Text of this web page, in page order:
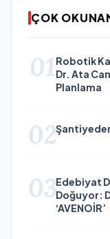
ÇOK
01 Robotik
Dr. Ata
Planlama
02
03Edebiyat
Doğuyor:
‘AVENOİR’